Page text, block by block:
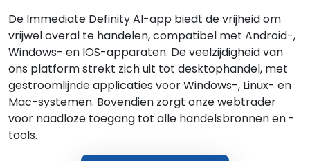
De Immediate Definity AI-app biedt de vrijheid om
vrijwel overal te handelen, compatibel met Android-,
Windows- en IOS-apparaten. De veelzijdigheid van
ons platform strekt zich uit tot desktophandel, met
gestroomlijnde applicaties voor Windows-, Linux- en
Mac-systemen. Bovendien zorgt onze webtrader
voor naadloze toegang tot alle handelsbronnen en -
tools.